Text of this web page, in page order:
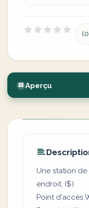
Aperçu
Une station
endroit, ($)
Point d'accès